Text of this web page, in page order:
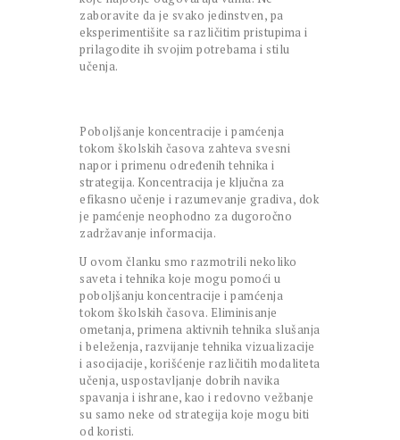
zaboravite da je svako jedinstven, pa
eksperimentišite sa različitim pristupima i
prilagodite ih svojim potrebama i stilu
učenja.
Poboljšanje koncentracije i pamćenja
tokom školskih časova zahteva svesni
napor i primenu određenih tehnika i
strategija. Koncentracija je ključna za
efikasno učenje i razumevanje gradiva, dok
je pamćenje neophodno za dugoročno
zadržavanje informacija.
U ovom članku smo razmotrili nekoliko
saveta i tehnika koje mogu pomoći u
poboljšanju koncentracije i pamćenja
tokom školskih časova. Eliminisanje
ometanja, primena aktivnih tehnika slušanja
i beleženja, razvijanje tehnika vizualizacije
i asocijacije, korišćenje različitih modaliteta
učenja, uspostavljanje dobrih navika
spavanja i ishrane, kao i redovno vežbanje
su samo neke od strategija koje mogu biti
od koristi.